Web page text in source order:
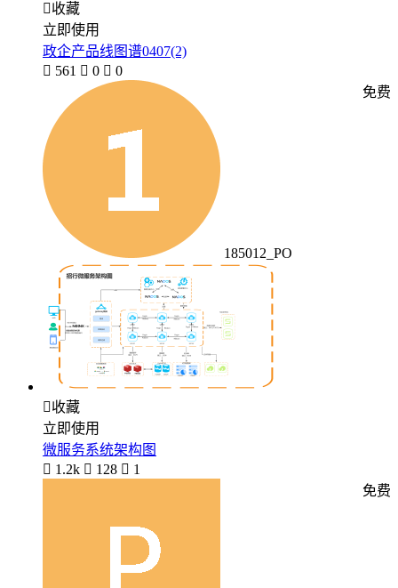
收藏
立即使用
政企产品线图谱0407(2)
 561  0  0
185012_PO
免费
收藏
立即使用
微服务系统架构图
 1.2k  128  1
免费